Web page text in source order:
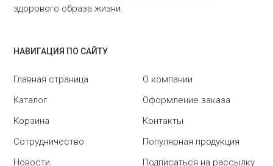
здорового образа жизни.
НАВИГАЦИЯ ПО САЙТУ
Главная страница
О компании
Каталог
Оформление заказа
Корзина
Контакты
Сотрудничество
Популярная продукция
Новости
Подписаться на рассылку